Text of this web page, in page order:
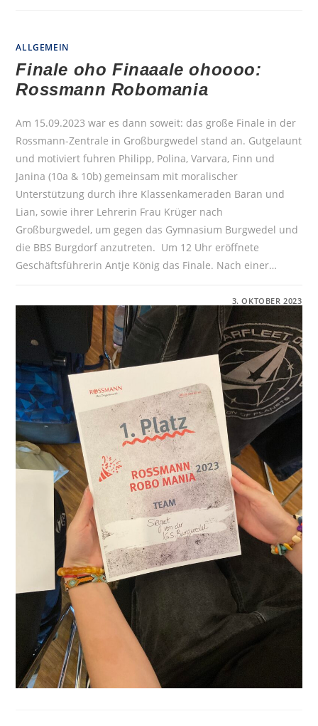
ALLGEMEIN
Finale oho Finaaale ohoooo:
Rossmann Robomania
Am 15.09.2023 war es dann soweit: das große Finale in der
Rossmann-Zentrale in Großburgwedel stand an. Gutgelaunt
und motiviert fuhren Philipp, Polina, Varvara, Finn und
Janina (10a & 10b) gemeinsam mit moralischer
Unterstützung durch ihre Klassenkameraden Baran und
Lian, sowie ihrer Lehrerin Frau Krüger nach
Großburgwedel, um gegen das Gymnasium Burgwedel und
die BBS Burgdorf anzutreten. Um 12 Uhr eröffnete
Geschäftsführerin Antje König das Finale. Nach einer…
FINALE
OHO
FINAAALE
OHOOOO:
ROSSMANN
ROBOMANIA
3. OKTOBER 2023